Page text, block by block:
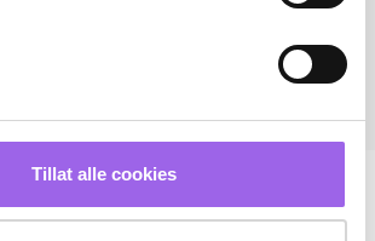
Tillat alle cookies